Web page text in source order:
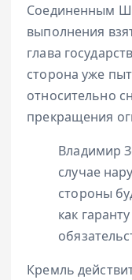
Соединенным
выполнения
глава
сторона уже
относительно
прекращения
Владимир
случае
стороны
как
Кремль